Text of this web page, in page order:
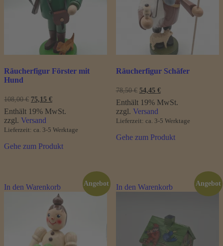
Räucherfigur Förster mit
Hund
108,00€ Ursprünglicher
Preis
war:
108,00 €
75,15 €Aktueller
Preis
ist:
Enthält 19% MwSt.
zzgl. Versand
Lieferzeit: ca. 3-5 Werktage
Gehe zum Produkt
Räucherfigur Schäfer
78,50€ Ursprünglicher
Preis
war:
78,50 €
54,45 €Aktueller
Preis
ist:
Enthält 19% MwSt.
zzgl. Versand
Lieferzeit: ca. 3-5 Werktage
Gehe zum Produkt
In den Warenkorb Angebot In den Warenkorb Angebot